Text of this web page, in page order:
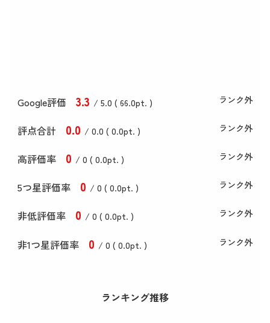
Google評価 3.3 / 5.0 ( 66.0pt. ) ランク外
評点合計 0.0 / 0.0 ( 0.0pt. ) ランク外
高評価率 0 / 0 ( 0.0pt. ) ランク外
5つ星評価率 0 / 0 ( 0.0pt. ) ランク外
非低評価率 0 / 0 ( 0.0pt. ) ランク外
非1つ星評価率 0 / 0 ( 0.0pt. ) ランク外
ランキング推移